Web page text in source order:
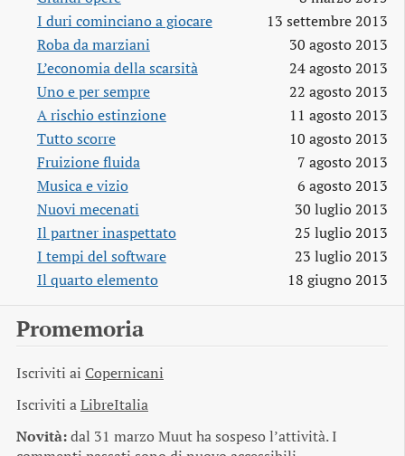
I duri cominciano a giocare
13 settembre 2013
Roba da marziani
30 agosto 2013
L’economia della scarsità
24 agosto 2013
Uno e per sempre
22 agosto 2013
A rischio estinzione
11 agosto 2013
Tutto scorre
10 agosto 2013
Fruizione fluida
7 agosto 2013
Musica e vizio
6 agosto 2013
Nuovi mecenati
30 luglio 2013
Il partner inaspettato
25 luglio 2013
I tempi del software
23 luglio 2013
Il quarto elemento
18 giugno 2013
Promemoria
Iscriviti ai Copernicani
Iscriviti aLibreItalia
Novità:dal 31 marzo Muut ha sospeso l’attività. I